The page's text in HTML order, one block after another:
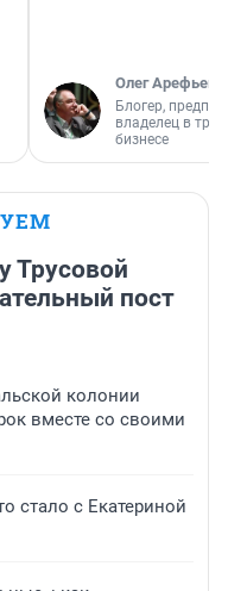
Олег Арефьев
Блогер,
владелец в
бизнесе
Трусовой
пост
колонии
вместе со своими
стало с Екатериной